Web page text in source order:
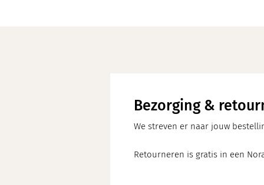
Bezorging &
We streven er naar jouw
Retourneren is gratis in een